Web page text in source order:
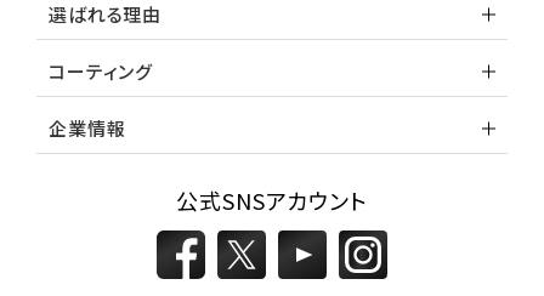
選ばれる理由
コーティング
企業情報
公式SNSアカウント